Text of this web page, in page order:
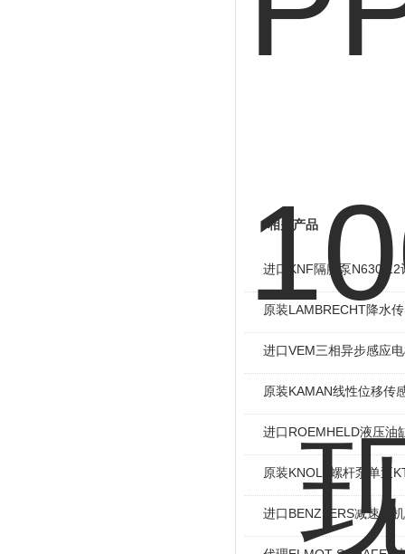
相关产品
进口KNF隔膜泵
原装LAMBRECHT降水
进口VEM三相异步感应
原装KAMAN线性位移传
进口ROEMHELD液压油
原装KNOLL螺杆泵单泵
进口BENZLERS减速电